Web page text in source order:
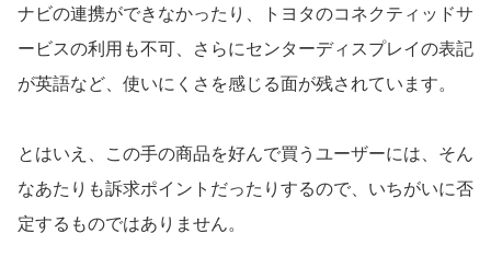
ナビの連携ができなかったり、トヨタのコネクティッドサ
ービスの利用も不可、さらにセンターディスプレイの表記
が英語など、使いにくさを感じる面が残されています。
とはいえ、この手の商品を好んで買うユーザーには、そん
なあたりも訴求ポイントだったりするので、いちがいに否
定するものではありません。